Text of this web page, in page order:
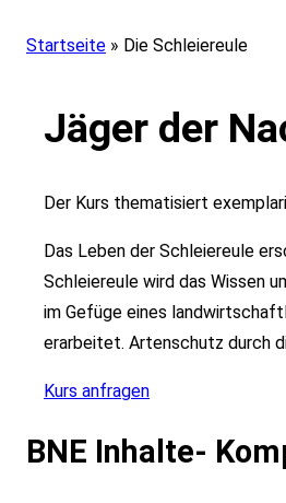
Startseite » Die Schleiereule
Jäger der
Der Kurs thematisiert
Das Leben der Schleiereule
Schleiereule wird das Wissen
im Gefüge eines
erarbeitet. Artenschutz durch
Kurs anfragen
BNE Inhalte-